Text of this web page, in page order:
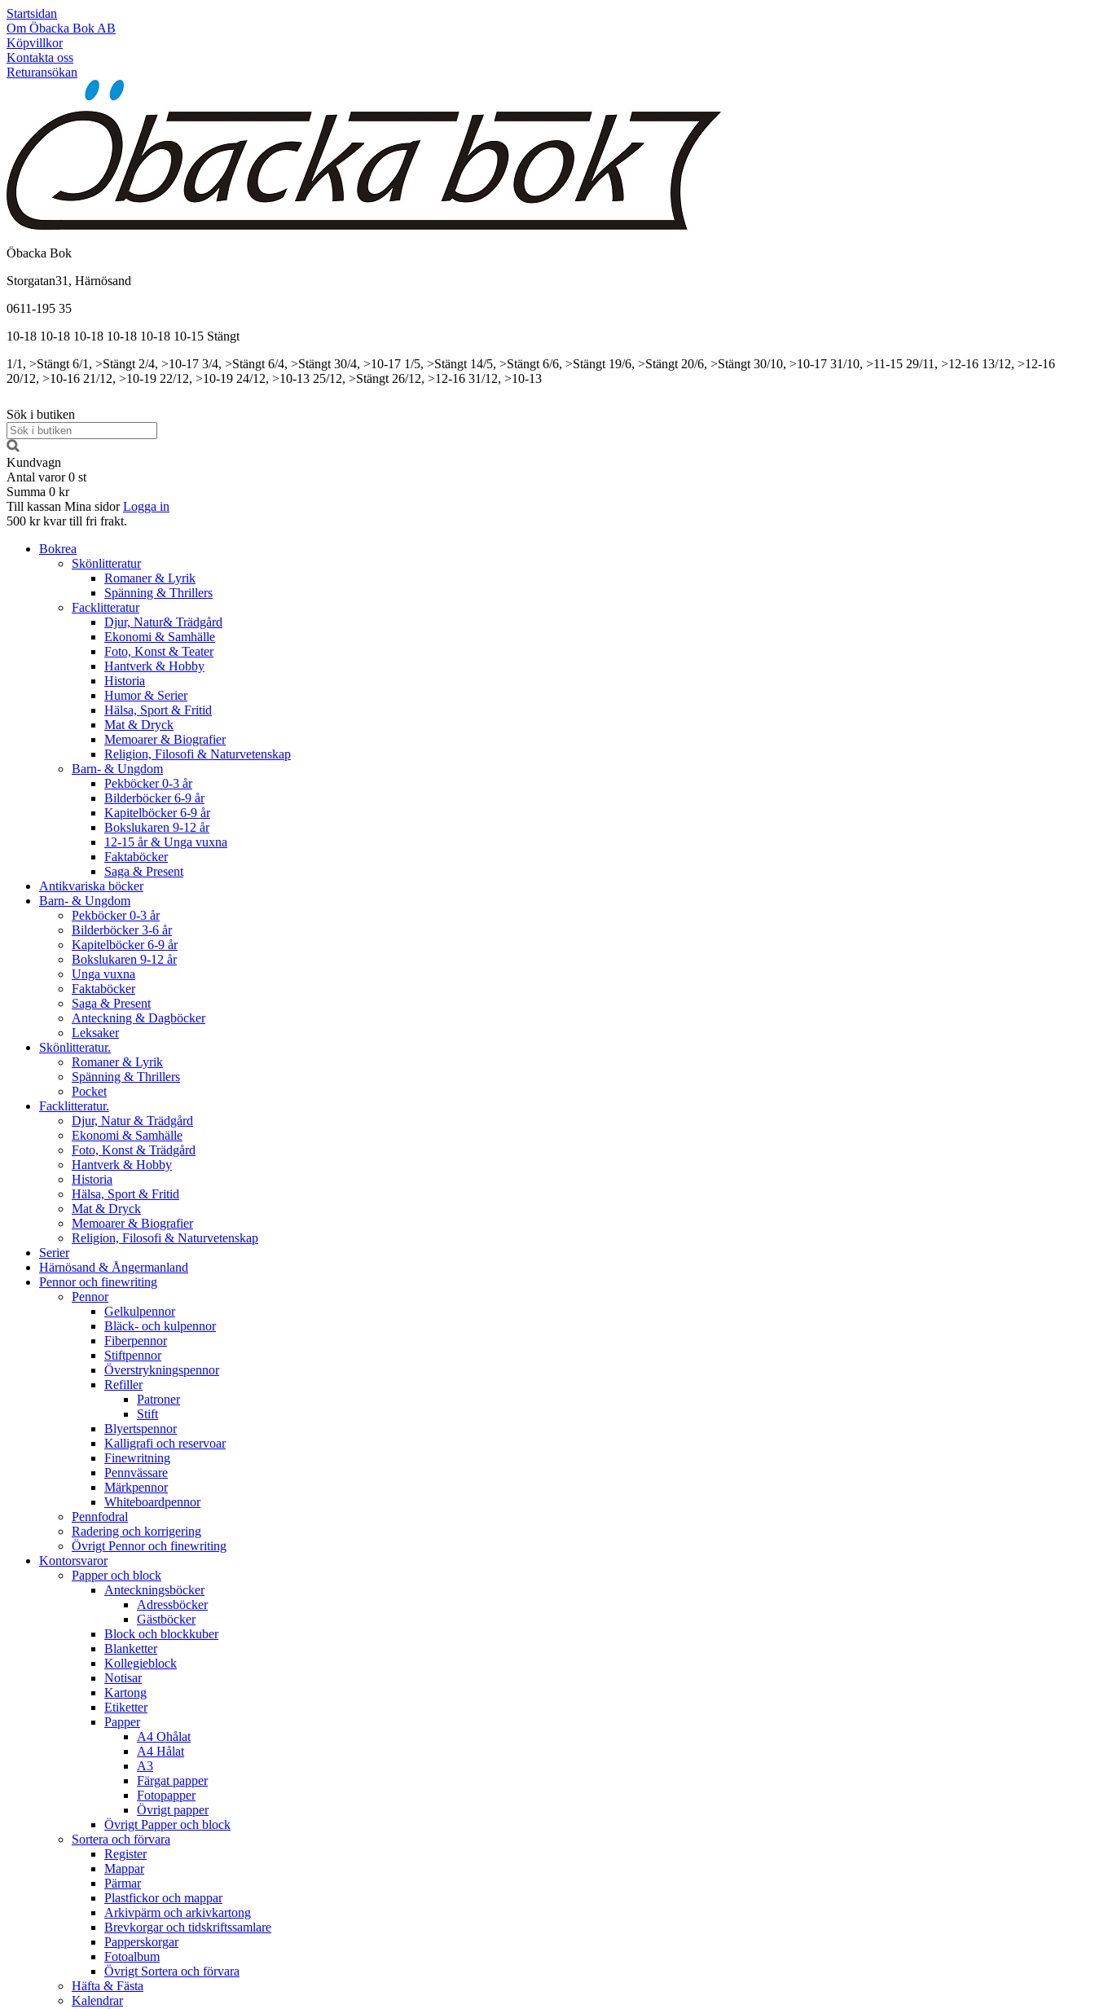
Startsidan
Om Öbacka Bok AB
Köpvillkor
Kontakta oss
Returansökan
Öbacka Bok
Storgatan31, Härnösand
0611-195 35
10-18 10-18 10-18 10-18 10-18 10-15 Stängt
1/1, >Stängt 6/1, >Stängt 2/4, >10-17 3/4, >Stängt 6/4, >Stängt 30/4, >10-17 1/5, >Stängt 14/5, >Stängt 6/6, >Stängt 19/6, >Stängt 20/6, >Stängt 30/10, >10-17 31/10, >11-15 29/11, >12-16 13/12, >12-16
20/12, >10-16 21/12, >10-19 22/12, >10-19 24/12, >10-13 25/12, >Stängt 26/12, >12-16 31/12, >10-13
Sök i butiken
Kundvagn
Antal varor 0 st
Summa 0 kr
Till kassan Mina sidor Logga in
500 kr kvar till fri frakt.
Bokrea
Skönlitteratur
Romaner & Lyrik
Spänning & Thrillers
Facklitteratur
Djur, Natur& Trädgård
Ekonomi & Samhälle
Foto, Konst & Teater
Hantverk & Hobby
Historia
Humor & Serier
Hälsa, Sport & Fritid
Mat & Dryck
Memoarer & Biografier
Religion, Filosofi & Naturvetenskap
Barn- & Ungdom
Pekböcker 0-3 år
Bilderböcker 6-9 år
Kapitelböcker 6-9 år
Bokslukaren 9-12 år
12-15 år & Unga vuxna
Faktaböcker
Saga & Present
Antikvariska böcker
Barn- & Ungdom
Pekböcker 0-3 år
Bilderböcker 3-6 år
Kapitelböcker 6-9 år
Bokslukaren 9-12 år
Unga vuxna
Faktaböcker
Saga & Present
Anteckning & Dagböcker
Leksaker
Skönlitteratur.
Romaner & Lyrik
Spänning & Thrillers
Pocket
Facklitteratur.
Djur, Natur & Trädgård
Ekonomi & Samhälle
Foto, Konst & Trädgård
Hantverk & Hobby
Historia
Hälsa, Sport & Fritid
Mat & Dryck
Memoarer & Biografier
Religion, Filosofi & Naturvetenskap
Serier
Härnösand & Ångermanland
Pennor och finewriting
Pennor
Gelkulpennor
Bläck- och kulpennor
Fiberpennor
Stiftpennor
Överstrykningspennor
Refiller
Patroner
Stift
Blyertspennor
Kalligrafi och reservoar
Finewritning
Pennvässare
Märkpennor
Whiteboardpennor
Pennfodral
Radering och korrigering
Övrigt Pennor och finewriting
Kontorsvaror
Papper och block
Anteckningsböcker
Adressböcker
Gästböcker
Block och blockkuber
Blanketter
Kollegieblock
Notisar
Kartong
Etiketter
Papper
A4 Ohålat
A4 Hålat
A3
Färgat papper
Fotopapper
Övrigt papper
Övrigt Papper och block
Sortera och förvara
Register
Mappar
Pärmar
Plastfickor och mappar
Arkivpärm och arkivkartong
Brevkorgar och tidskriftssamlare
Papperskorgar
Fotoalbum
Övrigt Sortera och förvara
Häfta & Fästa
Kalendrar